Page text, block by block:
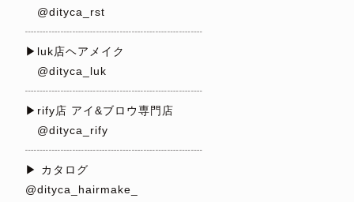
@dityca_rst
┈┈┈┈┈┈┈┈┈┈┈┈┈┈┈
▶︎luk店ヘアメイク
@dityca_luk
┈┈┈┈┈┈┈┈┈┈┈┈┈┈┈
▶︎rify店 アイ&ブロウ専門店
@dityca_rify
┈┈┈┈┈┈┈┈┈┈┈┈┈┈┈
▶︎ カタログ
@dityca_hairmake_